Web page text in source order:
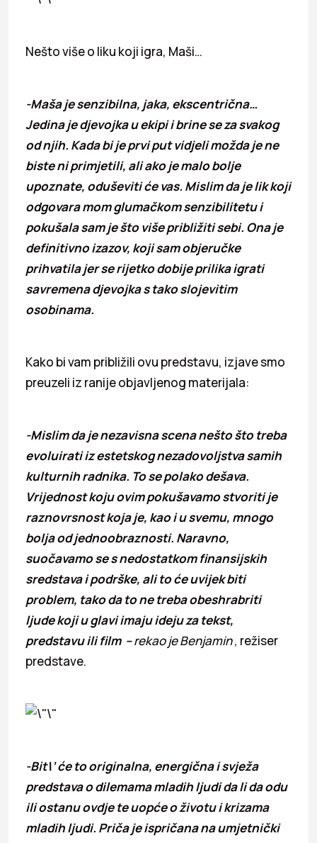
Nešto više o liku koji igra, Maši…
-Maša je senzibilna, jaka, ekscentrična…
Jedina je djevojka u ekipi i brine se za svakog
od njih. Kada bi je prvi put vidjeli možda je ne
biste ni primjetili, ali ako je malo bolje
upoznate, oduševiti će vas. Mislim da je lik koji
odgovara mom glumačkom senzibilitetu i
pokušala sam je što više približiti sebi. Ona je
definitivno izazov, koji sam objeručke
prihvatila jer se rijetko dobije prilika igrati
savremena djevojka s tako slojevitim
osobinama.
Kako bi vam približili ovu predstavu, izjave smo
preuzeli iz ranije objavljenog materijala:
-Mislim da je nezavisna scena nešto što treba
evoluirati iz estetskog nezadovoljstva samih
kulturnih radnika. To se polako dešava.
Vrijednost koju ovim pokušavamo stvoriti je
raznovrsnost koja je, kao i u svemu, mnogo
bolja od jednoobraznosti. Naravno,
suočavamo se s nedostatkom finansijskih
sredstava i podrške, ali to će uvijek biti
problem, tako da to ne treba obeshrabriti
ljude koji u glavi imaju ideju za tekst,
predstavu ili film –rekao je Benjamin, režiser
predstave.
-Bit\’ će to originalna, energična i svježa
predstava o dilemama mladih ljudi da li da odu
ili ostanu ovdje te uopće o životu i krizama
mladih ljudi. Priča je ispričana na umjetnički